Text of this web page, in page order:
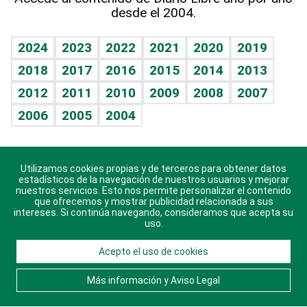
Vida y familia
Eñe
Celebrando la vida
Sin complejos
En pocas palabras
Escuchando al corazón
Economía Personal
TBT Deportivo
Guía del dinero
Horóscopos
Crucigramas
desde el 2004.
2024 2023 2022 2021 2020
2019
2018
2017 2016 2015 2014
2013
2012
2011 2010 2009 2008
2007
2006
2005 2004
Descarga nuestras aplicaciones para Android, iOS y
sistema Huawei.
© 2021 Diario Libre, todos los derechos reservados.
Consulta elAviso Legal. Ponte en Contacto
nosotros y conoce más sobre Diario Libre
Utilizamos cookies propias y de terceros para obtener datos
estadísticos de la navegación de nuestros usuarios y mejorar
nuestros servicios. Esto nos permite personalizar el contenido
que ofrecemos y mostrar publicidad relacionada a sus
intereses. Si continúa navegando, consideramos que acepta su
uso.
Acepto el uso de cookies
Más información y Aviso Legal